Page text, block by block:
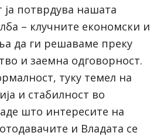
ја потврдува нашата
– клучните економски и
да ги решаваме преку
и заемна одговорност.
туку темел на
и стабилност во
што интересите на
и Владата се